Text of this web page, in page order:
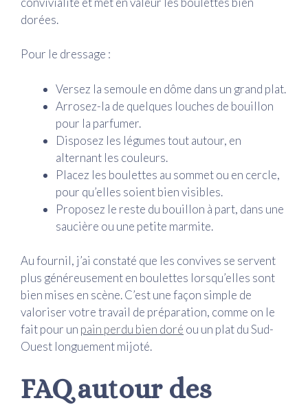
dorées.
Pour le dressage :
Versez la semoule en dôme dans un grand plat.
Arrosez-la de quelques louches de bouillon
pour la parfumer.
Disposez les légumes tout autour, en
alternant les couleurs.
Placez les boulettes au sommet ou en cercle,
pour qu’elles soient bien visibles.
Proposez le reste du bouillon à part, dans une
saucière ou une petite marmite.
Au fournil, j’ai constaté que les convives se servent
plus généreusement en boulettes lorsqu’elles sont
bien mises en scène. C’est une façon simple de
valoriser votre travail de préparation, comme on le
fait pour un pain perdu bien doré ou un plat du Sud-
Ouest longuement mijoté.
FAQ autour des